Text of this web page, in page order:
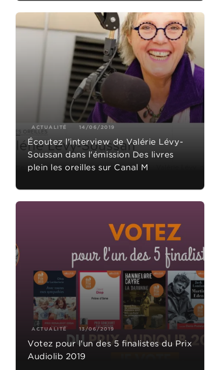
ACTUALITÉ 14/06/2019
Écoutez l'interview de Valérie Lévy-
Soussan dans l'émission Des livres
plein les oreilles sur Canal M
ACTUALITÉ 13/06/2019
Votez pour l'un des 5 finalistes du Prix
Audiolib 2019